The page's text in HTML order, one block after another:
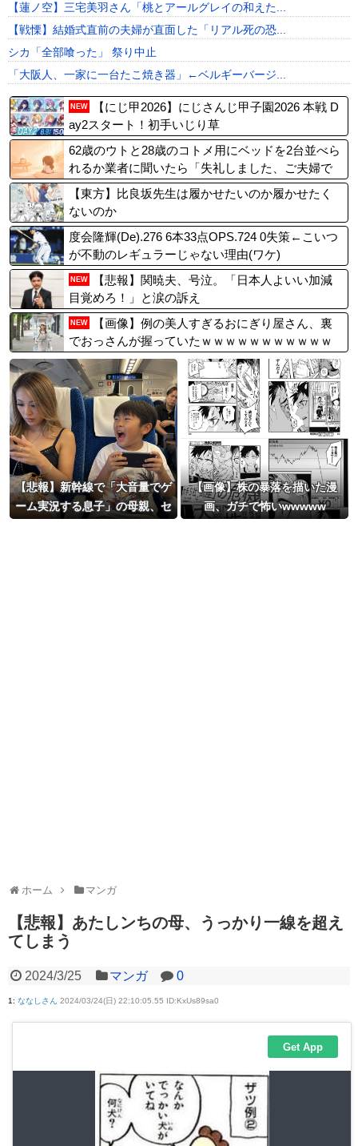
【蓮ノ空】三宅美羽さん「桃とアールグレイの和えた...
【戦慄】結婚式直前の夫婦が直面した「リアル死の恐...
シカ「全部喰った」 祭り中止
「大阪人、一家に一台たこ焼き器」←ベルギーバージ...
NEW
【にじ甲2026】にじさんじ甲子園2026 本戦 D
ay2スタート！初手いじり草
62歳のウトと28歳のコトメ用にベッドを2台並べら
れるか業者に聞いたら「失礼しました、ご夫婦で
したか」と勘違いされた。
【東方】比良坂先生は履かせたいのか履かせたく
ないのか
度会隆輝(De).276 6本33点OPS.724 0失策←こいつ
が不動のレギュラーじゃない理由(ワケ)
NEW
【悲報】関暁夫、号泣。「日本人よいい加減
目覚めろ！」と涙の訴え
NEW
【画像】例の美人すぎるおにぎり屋さん、裏
でおっさんが握っていたｗｗｗｗｗｗｗｗｗｗｗ
ｗｗｗｗｗｗ
【悲報】新幹線で「大音量でゲ
ーム実況する息子」の母親、セ
【画像】株の暴落を描いた漫
画、ガチで怖いwwwww
ホーム マンガ
【悲報】あたしンちの母、うっかり一線を超え
てしまう
2024/3/25 マンガ 0
1: ななしさん 2024/03/24(日) 22:10:05.55 ID:KxUs89sa0